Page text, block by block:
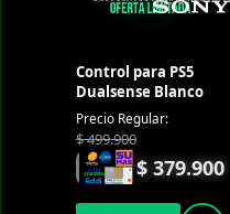
Control para PS5
Dualsense Blanco
Precio Regular:
$499.900
$ 379.900